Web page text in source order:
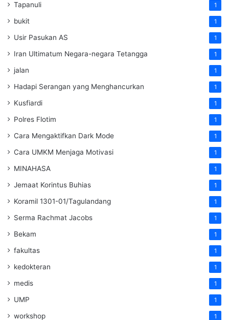
Tapanuli 1
bukit 1
Usir Pasukan AS 1
Iran Ultimatum Negara-negara Tetangga 1
jalan 1
Hadapi Serangan yang Menghancurkan 1
Kusfiardi 1
Polres Flotim 1
Cara Mengaktifkan Dark Mode 1
Cara UMKM Menjaga Motivasi 1
MINAHASA 1
Jemaat Korintus Buhias 1
Koramil 1301-01/Tagulandang 1
Serma Rachmat Jacobs 1
Bekam 1
fakultas 1
kedokteran 1
medis 1
UMP 1
workshop 1